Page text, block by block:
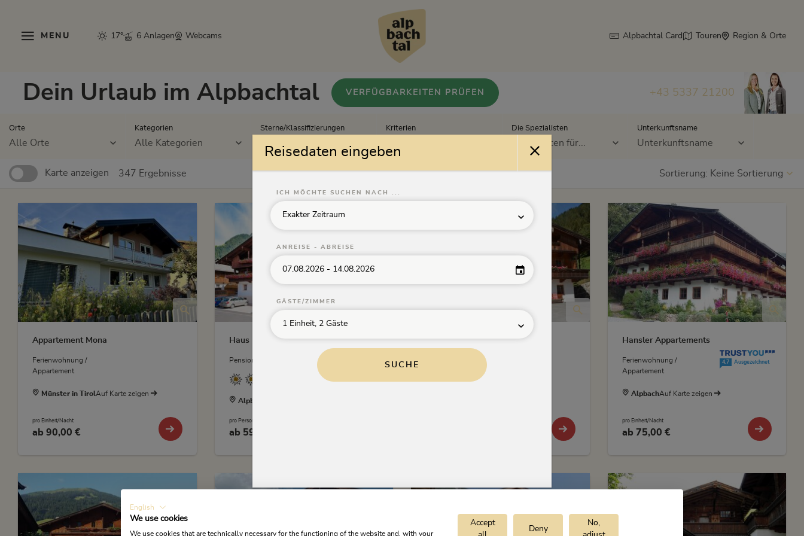
MENU 17° 6 Anlagen Webcams Alpbachtal Card Touren Region & Orte
Dein Urlaub im Alpbachtal VERFÜGBARKEITEN PRÜFEN +43 5337 21200
Reisedaten eingeben
ICH MÖCHTE SUCHEN NACH ...
Exakter Zeitraum
ANREISE - ABREISE
07.08.2026 - 14.08.2026
GÄSTE/ZIMMER
1 Einheit, 2 Gäste
SUCHE
Orte
Alle Orte
Kategorien
Alle Kategorien
Sterne/Klassifizierungen Kriterien Die Spezialisten
Spezialisten für...
Unterkunftsname
Unterkunftsname
Karte anzeigen 347 Ergebnisse Sortierung: Keine Sortierung
Appartement Mona
Ferienwohnung /
Appartement
Münster in Tirol Auf Karte zeigen
pro Einheit/Nacht
ab 90,00 €
Haus Edelweiss
Pension
Alpbach
pro Person/Nacht
ab 59,00 €
Außergraben
Appartement
Hansler Appartements
Ferienwohnung /
Appartement
TrustYou Rating
4.7 Ausgezeichnet
AlpbachAuf Karte zeigen
pro Einheit/Nacht
ab 75,00 €
English
We use cookies
We use cookies that are technically necessary for the functioning of the website and, with your
Accept
Deny
No,